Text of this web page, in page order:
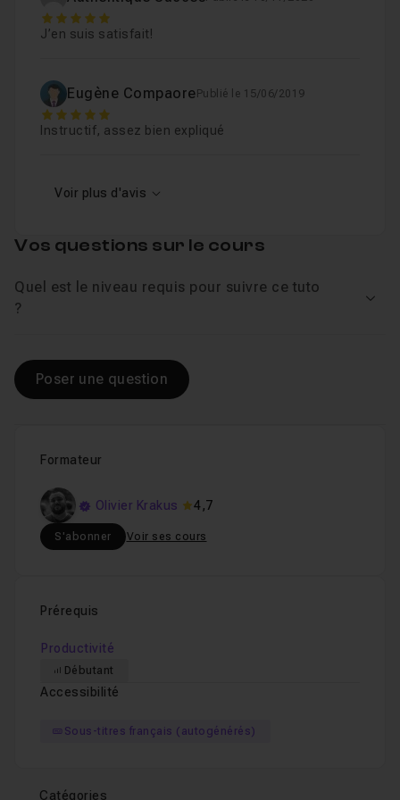
5
J’en suis satisfait!
Eugène Compaore Publié le 15/06/2019
5
Instructif, assez bien expliqué
Voir plus d'avis
Formateur
Olivier Krakus 4,7
S'abonner Voir ses cours
Prérequis
Productivité
Débutant
Accessibilité
Sous-titres français (autogénérés)
Catégories
Vos questions sur le cours
Quel est le niveau requis pour suivre ce tuto
?
Poser une question